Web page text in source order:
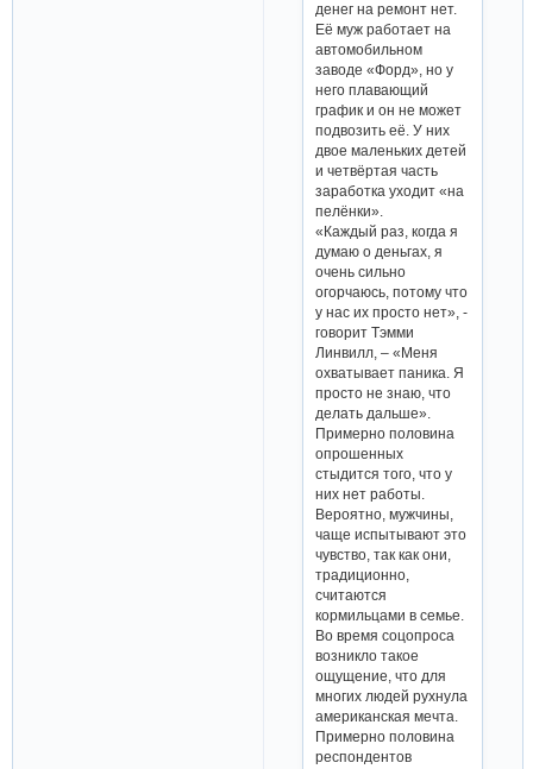
денег на ремонт нет.
Её муж работает на
автомобильном
заводе «Форд», но у
него плавающий
график и он не может
подвозить её. У них
двое маленьких детей
и четвёртая часть
заработка уходит «на
пелёнки».
«Каждый раз, когда я
думаю о деньгах, я
очень сильно
огорчаюсь, потому что
у нас их просто нет», -
говорит Тэмми
Линвилл, – «Меня
охватывает паника. Я
просто не знаю, что
делать дальше».
Примерно половина
опрошенных
стыдится того, что у
них нет работы.
Вероятно, мужчины,
чаще испытывают это
чувство, так как они,
традиционно,
считаются
кормильцами в семье.
Во время соцопроса
возникло такое
ощущение, что для
многих людей рухнула
американская мечта.
Примерно половина
респондентов